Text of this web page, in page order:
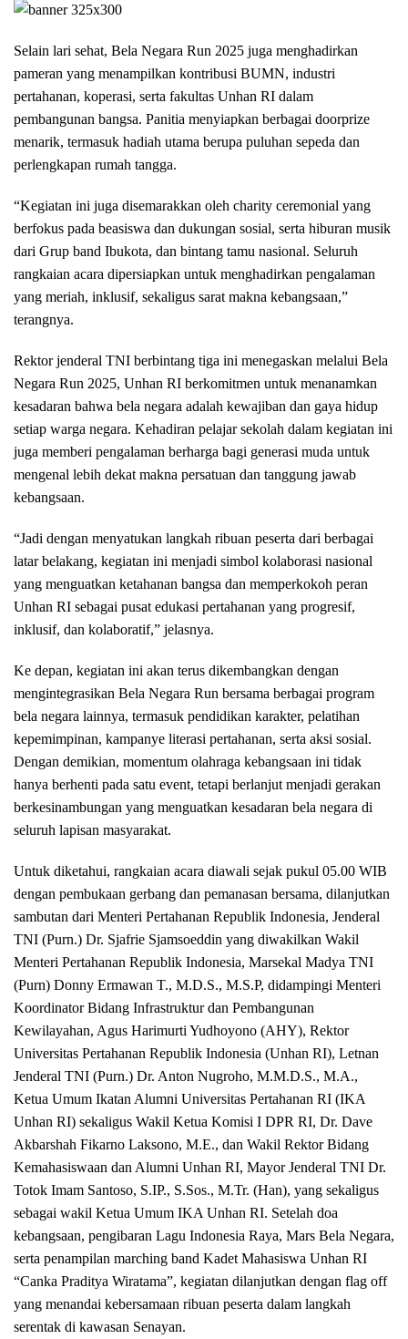
Selain lari sehat, Bela Negara Run 2025 juga menghadirkan
pameran yang menampilkan kontribusi BUMN, industri
pertahanan, koperasi, serta fakultas Unhan RI dalam
pembangunan bangsa. Panitia menyiapkan berbagai doorprize
menarik, termasuk hadiah utama berupa puluhan sepeda dan
perlengkapan rumah tangga.
“Kegiatan ini juga disemarakkan oleh charity ceremonial yang
berfokus pada beasiswa dan dukungan sosial, serta hiburan musik
dari Grup band Ibukota, dan bintang tamu nasional. Seluruh
rangkaian acara dipersiapkan untuk menghadirkan pengalaman
yang meriah, inklusif, sekaligus sarat makna kebangsaan,”
terangnya.
Rektor jenderal TNI berbintang tiga ini menegaskan melalui Bela
Negara Run 2025, Unhan RI berkomitmen untuk menanamkan
kesadaran bahwa bela negara adalah kewajiban dan gaya hidup
setiap warga negara. Kehadiran pelajar sekolah dalam kegiatan ini
juga memberi pengalaman berharga bagi generasi muda untuk
mengenal lebih dekat makna persatuan dan tanggung jawab
kebangsaan.
“Jadi dengan menyatukan langkah ribuan peserta dari berbagai
latar belakang, kegiatan ini menjadi simbol kolaborasi nasional
yang menguatkan ketahanan bangsa dan memperkokoh peran
Unhan RI sebagai pusat edukasi pertahanan yang progresif,
inklusif, dan kolaboratif,” jelasnya.
Ke depan, kegiatan ini akan terus dikembangkan dengan
mengintegrasikan Bela Negara Run bersama berbagai program
bela negara lainnya, termasuk pendidikan karakter, pelatihan
kepemimpinan, kampanye literasi pertahanan, serta aksi sosial.
Dengan demikian, momentum olahraga kebangsaan ini tidak
hanya berhenti pada satu event, tetapi berlanjut menjadi gerakan
berkesinambungan yang menguatkan kesadaran bela negara di
seluruh lapisan masyarakat.
Untuk diketahui, rangkaian acara diawali sejak pukul 05.00 WIB
dengan pembukaan gerbang dan pemanasan bersama, dilanjutkan
sambutan dari Menteri Pertahanan Republik Indonesia, Jenderal
TNI (Purn.) Dr. Sjafrie Sjamsoeddin yang diwakilkan Wakil
Menteri Pertahanan Republik Indonesia, Marsekal Madya TNI
(Purn) Donny Ermawan T., M.D.S., M.S.P, didampingi Menteri
Koordinator Bidang Infrastruktur dan Pembangunan
Kewilayahan, Agus Harimurti Yudhoyono (AHY), Rektor
Universitas Pertahanan Republik Indonesia (Unhan RI), Letnan
Jenderal TNI (Purn.) Dr. Anton Nugroho, M.M.D.S., M.A.,
Ketua Umum Ikatan Alumni Universitas Pertahanan RI (IKA
Unhan RI) sekaligus Wakil Ketua Komisi I DPR RI, Dr. Dave
Akbarshah Fikarno Laksono, M.E., dan Wakil Rektor Bidang
Kemahasiswaan dan Alumni Unhan RI, Mayor Jenderal TNI Dr.
Totok Imam Santoso, S.IP., S.Sos., M.Tr. (Han), yang sekaligus
sebagai wakil Ketua Umum IKA Unhan RI. Setelah doa
kebangsaan, pengibaran Lagu Indonesia Raya, Mars Bela Negara,
serta penampilan marching band Kadet Mahasiswa Unhan RI
“Canka Praditya Wiratama”, kegiatan dilanjutkan dengan flag off
yang menandai kebersamaan ribuan peserta dalam langkah
serentak di kawasan Senayan.